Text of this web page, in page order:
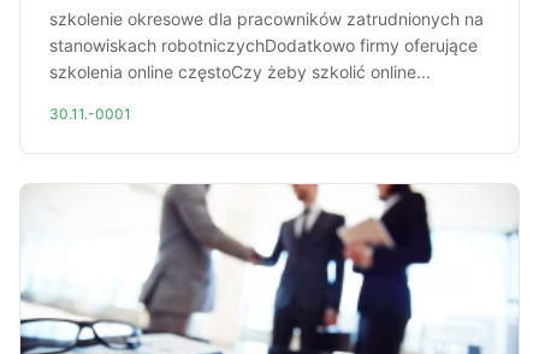
szkolenie okresowe dla pracowników zatrudnionych na
stanowiskach robotniczychDodatkowo firmy oferujące
szkolenia online częstoCzy żeby szkolić online...
30.11.-0001